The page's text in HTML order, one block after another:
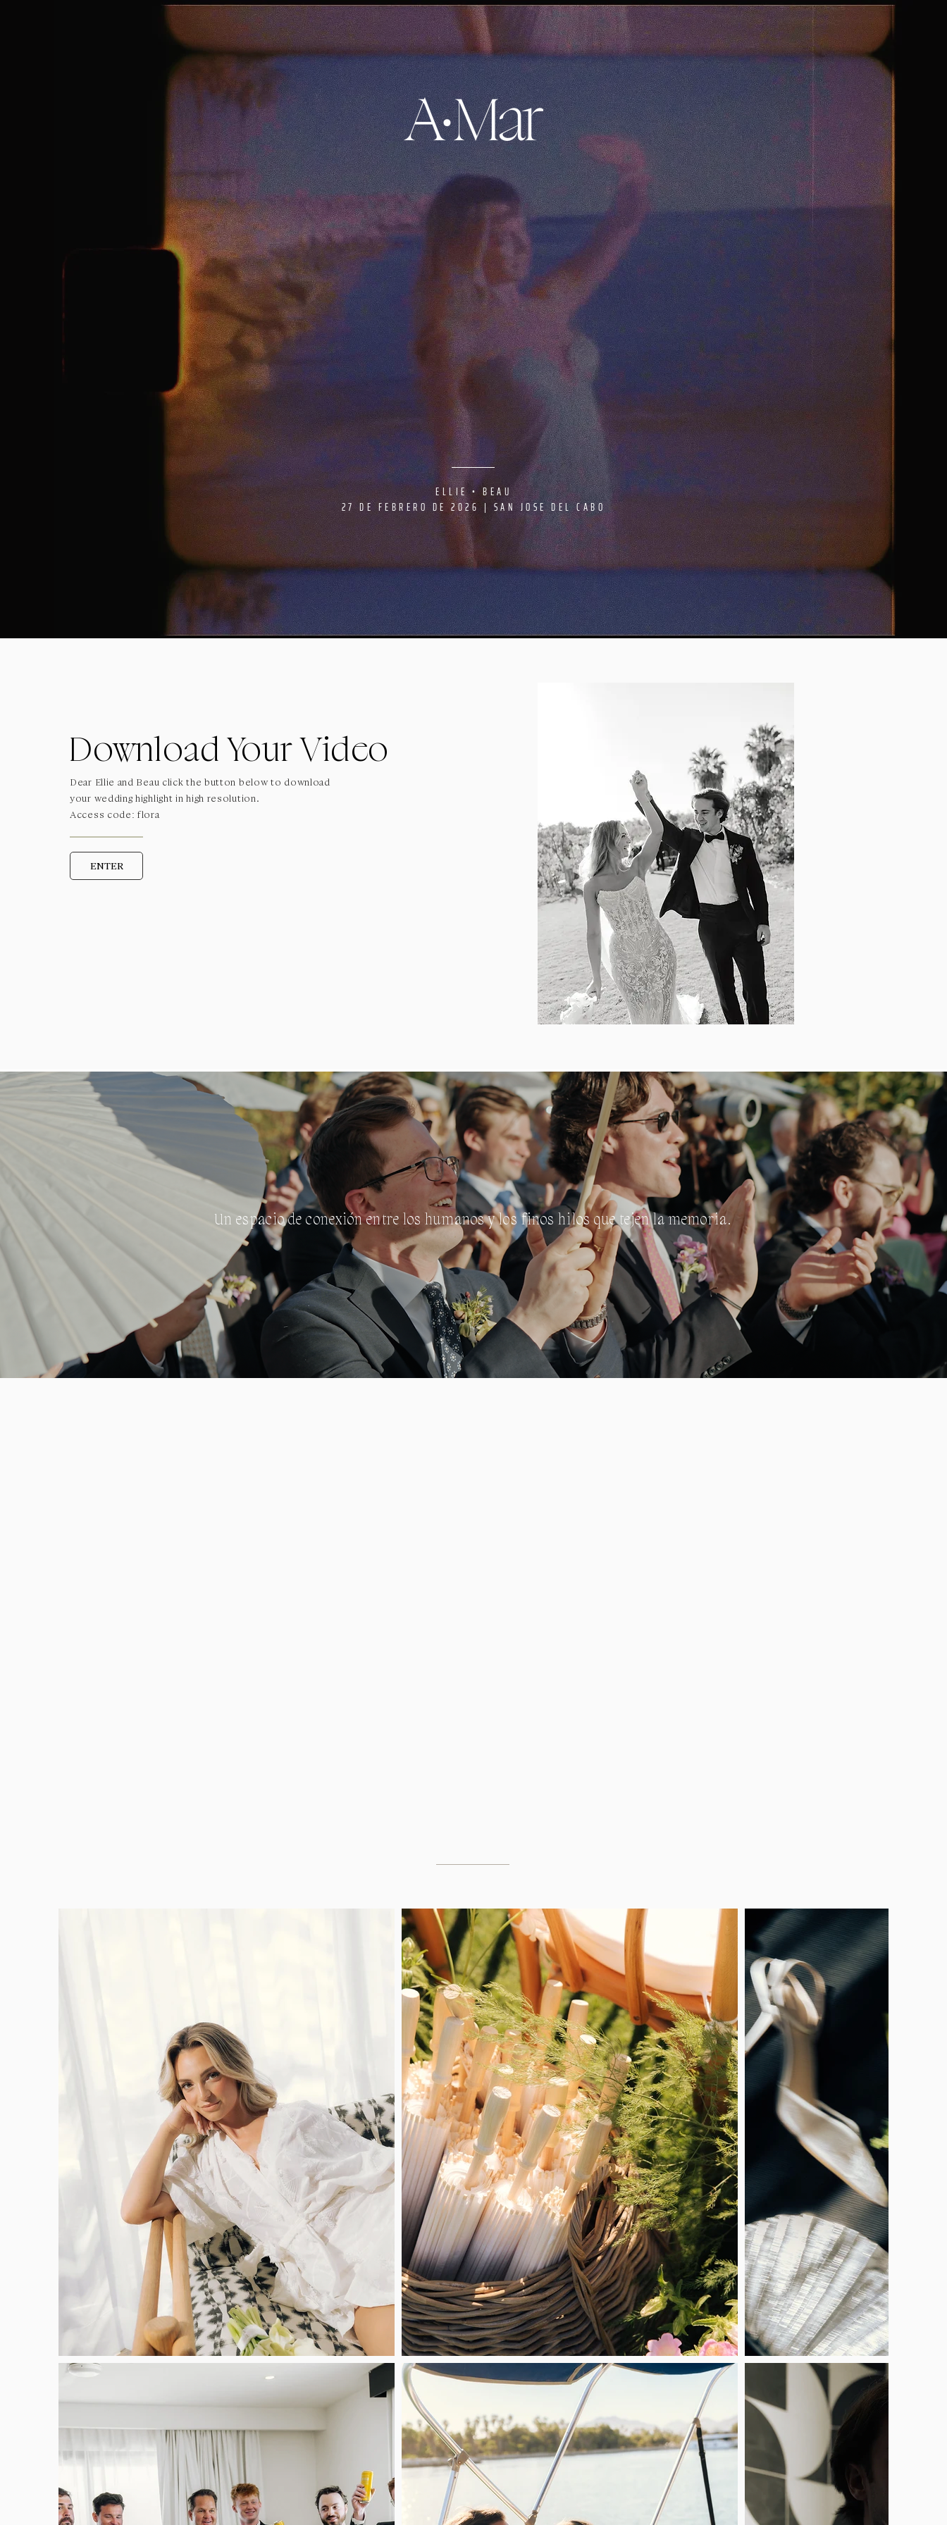
ELLIE • BEAU
27 DE FEBRERO DE 2026 | SAN JOSE DEL CABO
Download Your Video
Dear Ellie and Beau click the button below to download
your wedding highlight in high resolution.
Access code: flora
ENTER
Un espacio de conexión entre los humanos y los finos hilos que tejen la memoria.